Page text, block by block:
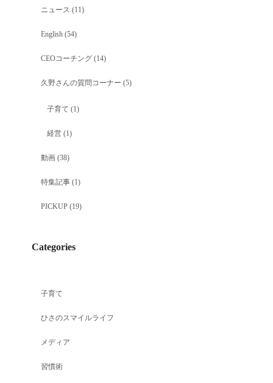
ニュース (11)
English(54)
CEOコーチング(14)
久野さんの質問コーナー (5)
子育て (1)
経営(1)
動画(38)
特集記事(1)
PICKUP(19)
Categories
子育て
ひさのスマイルライフ
メディア
習慣術